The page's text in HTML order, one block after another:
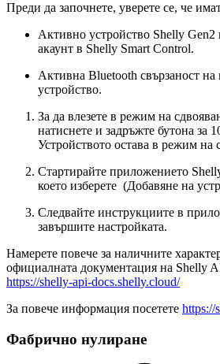
Преди да започнете, уверете се, че
Активно устройство Shelly
акаунт в Shelly Smart Control.
Активна Bluetooth свързаност
устройство.
За да влезете в режим на
натиснете и задръжте бутона за
Устройството остава в режим на
Стартирайте приложението
което изберете (Добавяне на
Следвайте инструкциите в
завършите настройката.
Намерете повече за наличните
официалната документация на Shelly
https://shelly-api-docs.shelly.cloud/
За повече информация посетете https://
Фабрично нулиране